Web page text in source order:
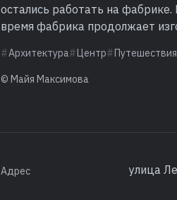
остались работать на
время фабрика продолжает
Архитектура Центр
© Майя Максимова
Адрес улица